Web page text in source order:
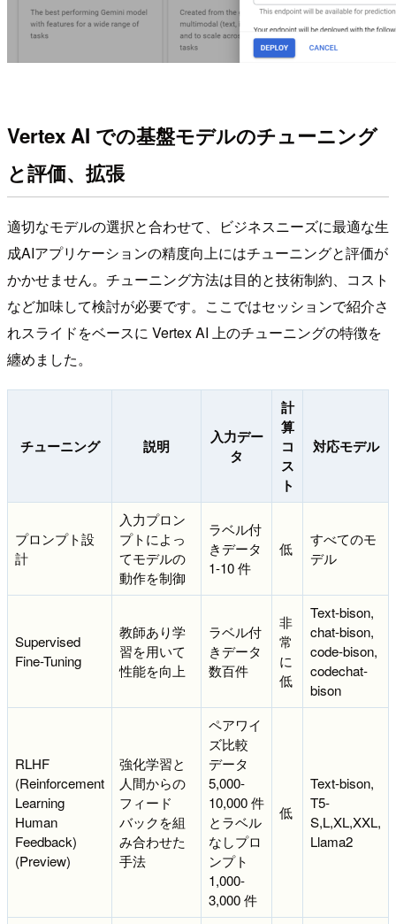
Vertex AI での基盤モデルのチューニング
と評価、拡張
適切なモデルの選択と合わせて、ビジネスニーズに最適な生
成AIアプリケーションの精度向上にはチューニングと評価が
かかせません。チューニング方法は目的と技術制約、コスト
など加味して検討が必要です。ここではセッションで紹介さ
れスライドをベースに Vertex AI 上のチューニングの特徴を
纏めました。
チューニング 説明
入力デー
タ
計
算
コ
ス
ト
対応モデル
プロンプト設
計
入力プロン
プトによっ
てモデルの
動作を制御
ラベル付
きデータ
1-10 件
低
すべてのモ
デル
Supervised
Fine-Tuning
教師あり学
習を用いて
性能を向上
ラベル付
きデータ
数百件
非
常
に
低
Text-bison,
chat-bison,
code-bison,
codechat-
bison
RLHF
(Reinforcement
Learning
Human
Feedback)
(Preview)
強化学習と
人間からの
フィード
バックを組
み合わせた
手法
ペアワイ
ズ比較
データ
5,000-
10,000 件
とラベル
なしプロ
ンプト
1,000-
3,000 件
低
Text-bison,
T5-
S,L,XL,XXL,
Llama2